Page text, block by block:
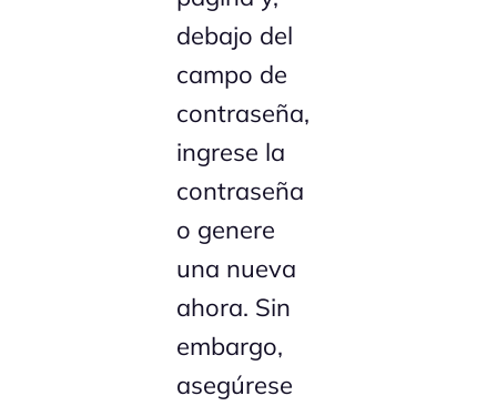
debajo del
campo de
contraseña,
ingrese la
contraseña
o genere
una nueva
ahora. Sin
embargo,
asegúrese